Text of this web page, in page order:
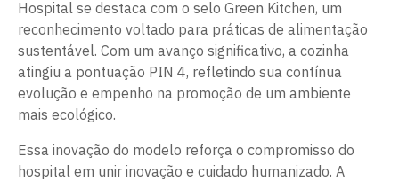
Hospital se destaca com o selo Green Kitchen, um
reconhecimento voltado para práticas de alimentação
sustentável. Com um avanço significativo, a cozinha
atingiu a pontuação PIN 4, refletindo sua contínua
evolução e empenho na promoção de um ambiente
mais ecológico.
Essa inovação do modelo reforça o compromisso do
hospital em unir inovação e cuidado humanizado. A